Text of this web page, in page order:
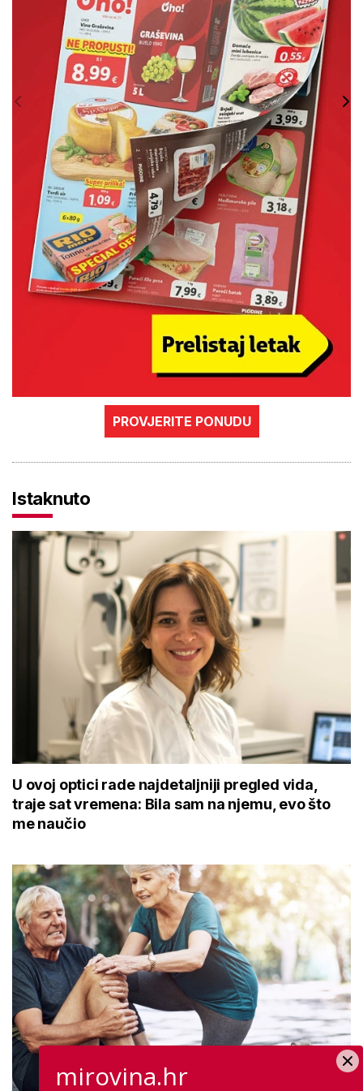
PROVJERITE PONUDU
Istaknuto
U ovoj optici rade najdetaljniji pregled vida,
traje sat vremena: Bila sam na njemu, evo što
me naučio
mirovina.hr